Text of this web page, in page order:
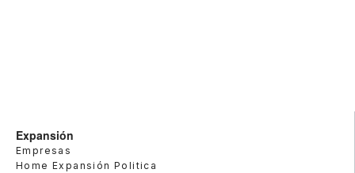
Expansión
Empresas
Home Expansión Politica